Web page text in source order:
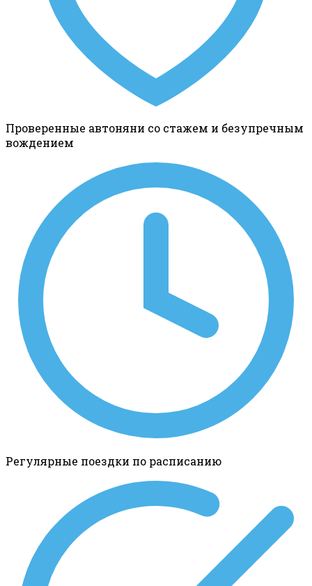
Проверенные автоняни со стажем и безупречным
вождением
Регулярные поездки по расписанию